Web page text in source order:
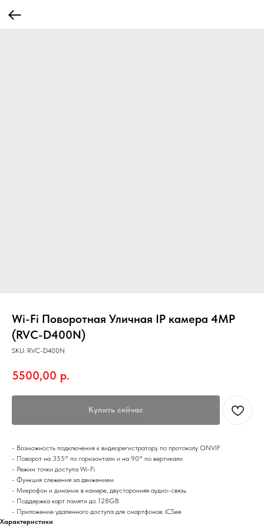
Wi-Fi Поворотная Уличная IP камера 4MP
(RVC-D400N)
SKU: RVC-D400N
5500,00 р.
Купить сейчас
- Возможность подключения к видеорегистратору по протоколу ONVIF
- Поворот на 355° по горизонтали и на 90° по вертикали
- Режим точки доступа Wi-Fi
- Функция слежения за движением
- Микрофон и динамик в камере, двусторонняя аудио-связь
- Поддержка карт памяти до 128GB
- Приложение удаленного доступа для смартфонов: iCSee
Характеристики